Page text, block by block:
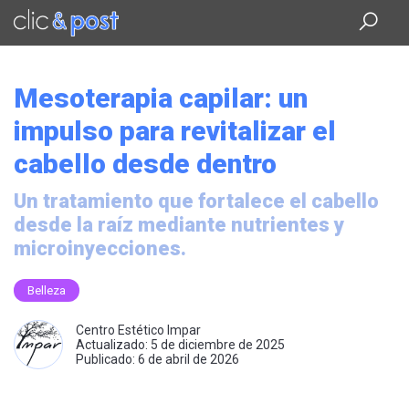
Saltar
contenido
Mesoterapia capilar: un
impulso para revitalizar el
cabello desde dentro
Un tratamiento que fortalece el cabello
desde la raíz mediante nutrientes y
microinyecciones.
Belleza
Centro Estético Impar
Actualizado: 5 de diciembre de 2025
Publicado: 6 de abril de 2026